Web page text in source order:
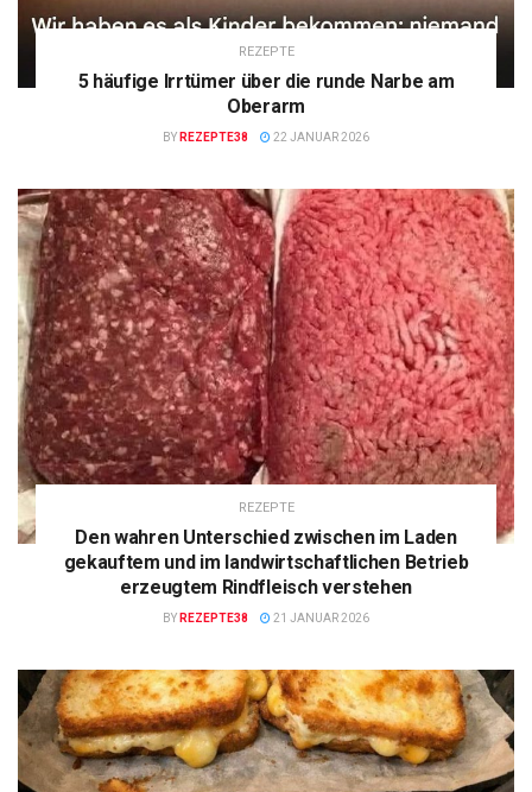
REZEPTE
5 häufige Irrtümer über die runde Narbe am
Oberarm
BY REZEPTE38 22 JANUAR 2026
REZEPTE
Den wahren Unterschied zwischen im Laden
gekauftem und im landwirtschaftlichen Betrieb
erzeugtem Rindfleisch verstehen
BY REZEPTE38 21 JANUAR 2026